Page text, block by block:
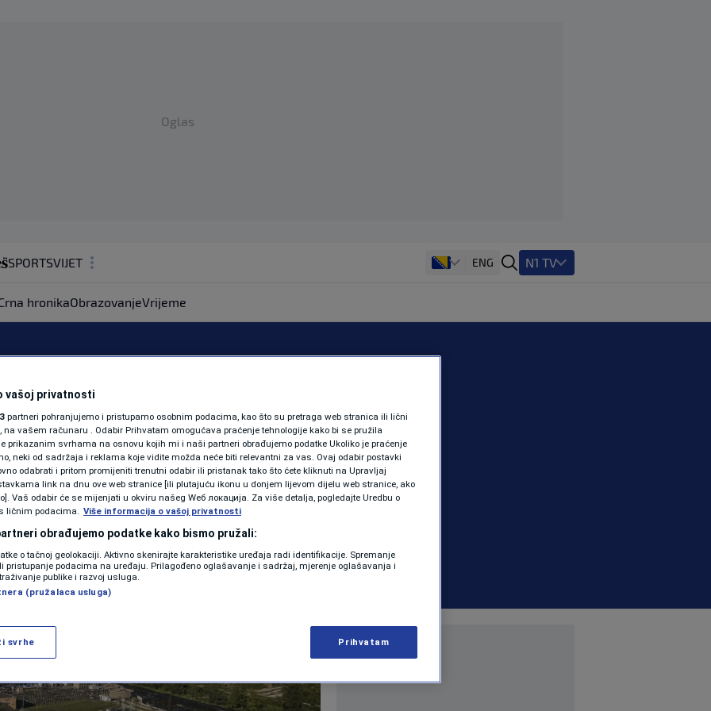
Oglas
SPORTSVIJET
ZDRAVLJE
SHOWBIZ
PODCAST
N1 SPECIJAL
FENOMENI
NEISTRAŽENO
VIRALNO
VIDEO
ENG N1 TV
hronikaObrazovanjeVrijeme
u BiH regionalni
VIJESTI | 0 komentara
Više
vašoj privatnosti
partneri pohranjujemo i pristupamo osobnim podacima, kao što su pretraga web stranica ili lični
na vašem računaru . Odabir Prihvatam omogućava praćenje tehnologije kako bi se pružila
prikazanim svrhama na osnovu kojih mi i naši partneri obrađujemo podatke Ukoliko je praćenje
neki od sadržaja i reklama koje vidite možda neće biti relevantni za vas. Ovaj odabir postavki
odabrati i pritom promijeniti trenutni odabir ili pristanak tako što ćete kliknuti na Upravljaj
link na dnu ove web stranice [ili plutajuću ikonu u donjem lijevom dijelu web stranice, ako
Vaš odabir će se mijenjati u okviru našeg Wеб локација. Za više detalja, pogledajte Uredbu o
ličnim podacima. Više informacija o vašoj privatnosti
obrađujemo podatke kako bismo pružali:
o tačnoj geolokaciji. Aktivno skenirajte karakteristike uređaja radi identifikacije. Spremanje
pristupanje podacima na uređaju. Prilagođeno oglašavanje i sadržaj, mjerenje oglašavanja i
publike i razvoj usluga.
(pružalaca usluga)
svrhe Prihvatam